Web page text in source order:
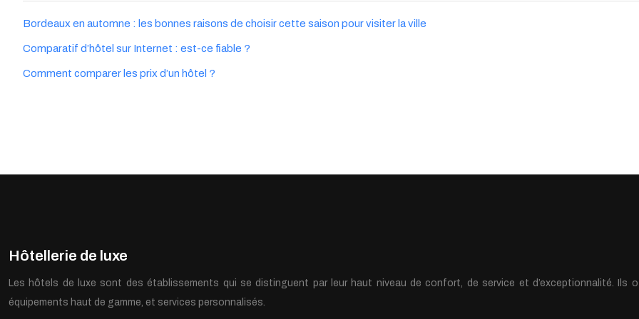
Bordeaux en automne : les bonnes raisons de choisir cette saison pour visiter la ville
Comparatif d’hôtel sur Internet : est-ce fiable ?
Comment comparer les prix d’un hôtel ?
Hôtellerie de luxe
Les hôtels de luxe sont des établissements qui se distinguent par leur haut niveau de confort, de service et d’exceptionnalité. Ils
équipements haut de gamme, et services personnalisés.